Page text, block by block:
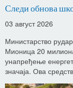
Следи обнова
03 август 2026
Министарство
Мионица 20
унапређење
значаја. Ова